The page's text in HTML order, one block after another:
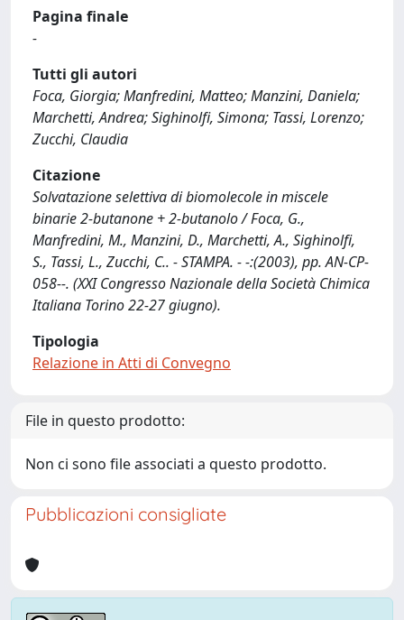
Pagina finale
-
Tutti gli autori
Foca, Giorgia; Manfredini, Matteo; Manzini, Daniela;
Marchetti, Andrea; Sighinolfi, Simona; Tassi, Lorenzo;
Zucchi, Claudia
Citazione
Solvatazione selettiva di biomolecole in miscele
binarie 2-butanone + 2-butanolo / Foca, G.,
Manfredini, M., Manzini, D., Marchetti, A., Sighinolfi,
S., Tassi, L., Zucchi, C.. - STAMPA. - -:(2003), pp. AN-CP-
058--. (XXI Congresso Nazionale della Società Chimica
Italiana Torino 22-27 giugno).
Tipologia
Relazione in Atti di Convegno
File in questo prodotto:
Non ci sono file associati a questo prodotto.
Pubblicazioni consigliate